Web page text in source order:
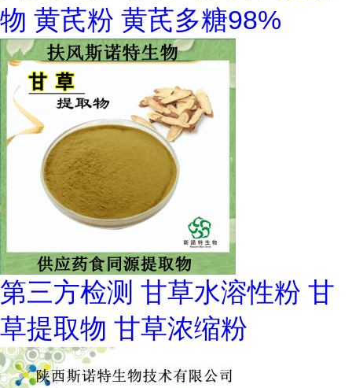
物 黄芪粉 黄芪多糖98%
第三方检测 甘草水溶性粉 甘
草提取物 甘草浓缩粉